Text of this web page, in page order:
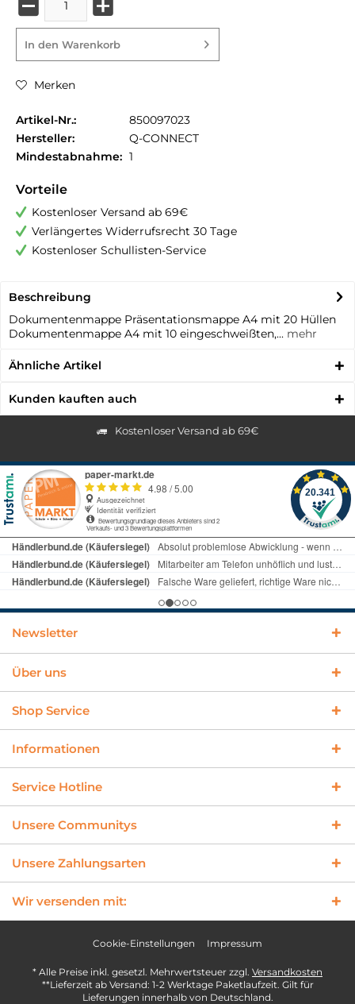
In den Warenkorb
Merken
Artikel-Nr.:
850097023
Hersteller:
Q-CONNECT
Mindestabnahme: 1
Vorteile
Kostenloser Versand ab 69€
Verlängertes Widerrufsrecht 30 Tage
Kostenloser Schullisten-Service
Beschreibung
Dokumentenmappe Präsentationsmappe A4 mit 20 Hüllen
Dokumentenmappe A4 mit 10 eingeschweißten,... mehr
Ähnliche Artikel
Kunden kauften auch
Kostenloser Versand ab 69€
Newsletter
Über uns
Shop Service
Informationen
Service Hotline
Unsere Communitys
Unsere Zahlungsarten
Wir versenden mit:
Cookie-Einstellungen Impressum
* Alle Preise inkl. gesetzl. Mehrwertsteuer zzgl. Versandkosten
**Lieferzeit ab Versand: 1-2 Werktage Paketlaufzeit. Gilt für
Lieferungen innerhalb von Deutschland.